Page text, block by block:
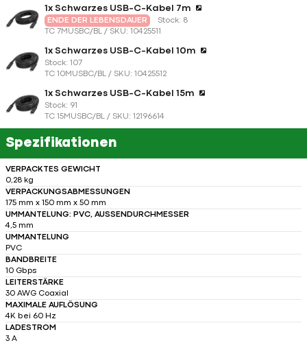
1x Schwarzes USB-C-Kabel 7m
ENDE DER LEBENSDAUER
Stock: 8
TC 7MUSBC/BL / SKU: 10425511
1x Schwarzes USB-C-Kabel 10m
Stock: 107
TC 10MUSBC/BL / SKU: 10425512
1x Schwarzes USB-C-Kabel 15m
Stock: 91
TC 15MUSBC/BL / SKU: 12196614
Spezifikationen
VERPACKTES GEWICHT
0,28 kg
VERPACKUNGSABMESSUNGEN
175 mm x 150 mm x 50 mm
UMMANTELUNG: PVC, AUSSENDURCHMESSER
4,5 mm
UMMANTELUNG
PVC
BANDBREITE
10 Gbps
LEITERSTÄRKE
30 AWG Coaxial
MAXIMALE AUFLÖSUNG
4K bei 60 Hz
LADESTROM
3 A